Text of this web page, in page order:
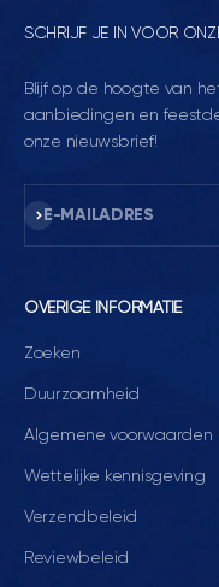
SCHRIJF JE IN VOOR
Blijf op de hoogte van
aanbiedingen en
onze nieuwsbrief!
E-MAILADRES
Abonneren
OVERIGE INFORMATIE
Zoeken
Duurzaamheid
Algemene voorwaarden
Wettelijke kennisgeving
Verzendbeleid
Reviewbeleid